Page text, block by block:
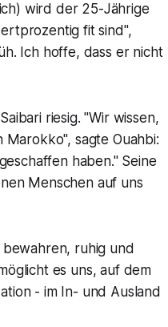
wird der 25-Jährige
fit sind",
Ich hoffe, dass er nicht
riesig. "Wir wissen,
sagte Ouahbi:
haben." Seine
Menschen auf uns
bewahren, ruhig und
es uns, auf dem
- im In- und Ausland